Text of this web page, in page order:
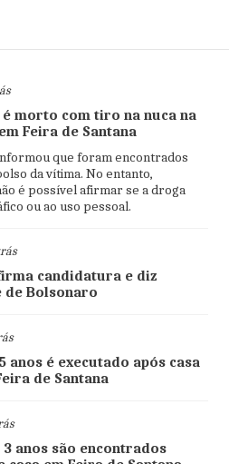
é morto com tiro na nuca na
Feira de Santana
que foram encontrados
da vítima. No entanto,
é possível afirmar se a droga
ou ao uso pessoal.
candidatura e diz
de Bolsonaro
anos é executado após casa
de Santana
anos são encontrados